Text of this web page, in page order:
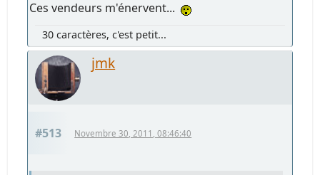
Ces vendeurs m'énervent...
30 caractères, c'est petit...
jmk
#513 Novembre 30, 2011, 08:46:40